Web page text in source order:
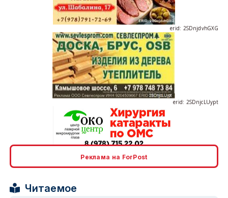
erid: 2SDnjdvhGXG
Реклама на ForPost
Читаемое